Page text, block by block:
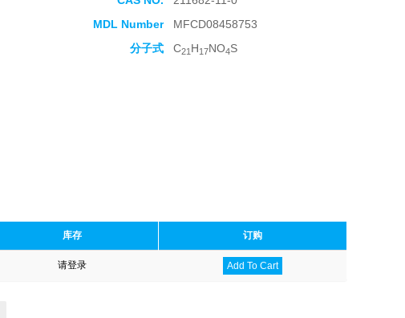
MDL Number
MFCD08458753
分子式 C21 H17NO4S
库存 订购
请登录 Add To Cart